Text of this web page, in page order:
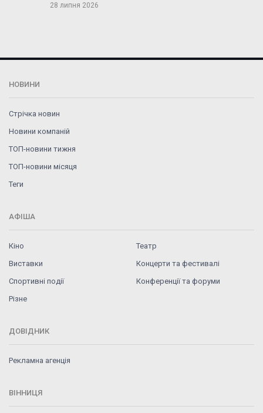
28 липня 2026
НОВИНИ
Стрічка новин
Новини компаній
ТОП-новини тижня
ТОП-новини місяця
Теги
АФІША
Кіно
Театр
Виставки
Концерти та фестивалі
Спортивні події
Конференції та форуми
Різне
ДОВІДНИК
Рекламна агенція
ВІННИЦЯ